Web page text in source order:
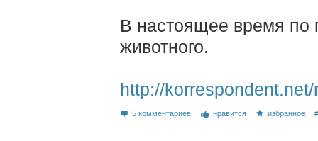
В настоящее время по
животного.
http://
5 комментариев нравится избранное